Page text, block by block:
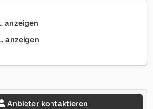
anzeigen
anzeigen
Anbieter kontaktieren